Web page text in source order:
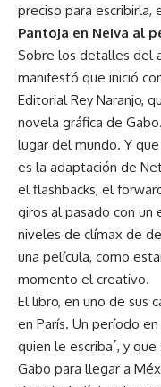
preciso para escribirla,
Pantoja en Neiva al
Sobre los detalles del
manifestó que inició
Editorial Rey Naranjo,
novela gráfica de
lugar del mundo. Y
es la adaptación de
el flashbacks, el
giros al pasado con un
niveles de clímax de
una película, como
momento el creativo.
El libro, en uno de sus
en París. Un período
quien le escriba´, y
Gabo para llegar a